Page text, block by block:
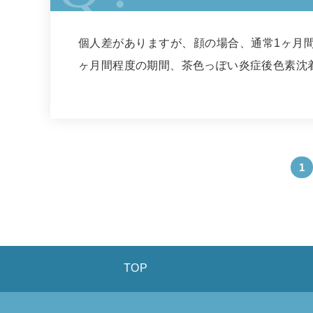
個人差がありますが、顔の場合、通常1ヶ月
ヶ月間程度の期間、茶色っぽい炎症後色素
1
TOP